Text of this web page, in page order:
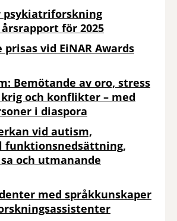
psykiatriforskning
för 2025
prisas vid EiNAR Awards
Bemötande av oro, stress
och konflikter – med
i diaspora
vid autism,
och utmanande
med språkkunskaper